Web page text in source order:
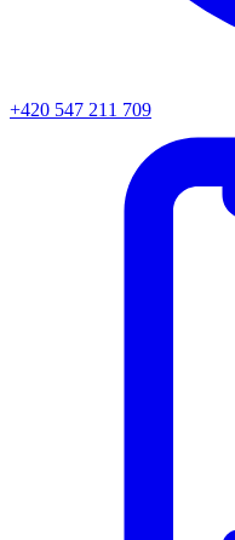
+420 547 211 709